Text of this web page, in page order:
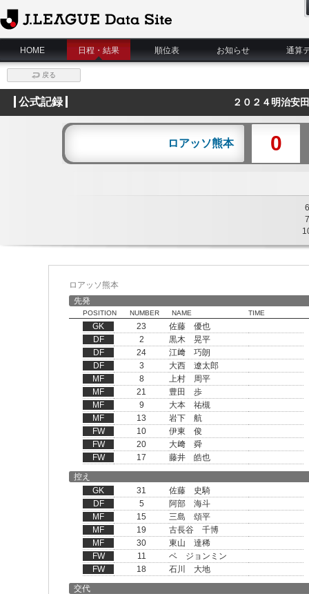
J.League Data Site
HOME
日程・結果 順位表 お知らせ 通算
戻る
公式記録 ２０２４明治安
ロアッソ熊本 0
6
7
ロアッソ熊本
先発
POSITION NUMBER NAME TIME
GK 23
佐藤 優也
DF
2
黒木 晃平
DF
24
江﨑 巧朗
DF
3
大西 遼太郎
MF
8
上村 周平
MF
21
豊田 歩
MF
9
大本 祐槻
MF
13
岩下 航
FW
10
伊東 俊
FW
20
大﨑 舜
FW
17
藤井 皓也
控え
GK
31
佐藤 史騎
DF
5
阿部 海斗
MF
15
三島 頌平
MF
19
古長谷 千博
MF
30
東山 達稀
FW
11
ベ ジョンミン
FW
18
石川 大地
交代